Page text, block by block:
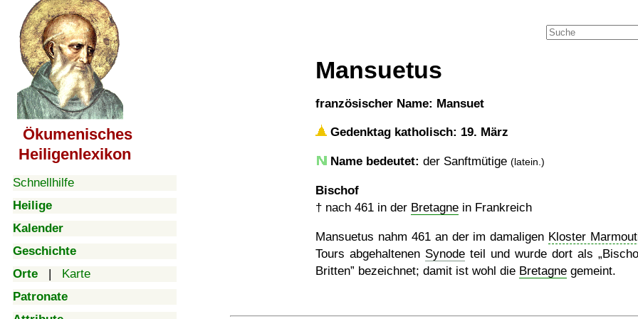
Ökumenisches
Heiligenlexikon
Schnellhilfe
Heilige
Kalender
Geschichte
Orte | Karte
Patronate
Mansuetus
französischer Name: Mansuet
Gedenktag katholisch: 19. März
Name bedeutet: der Sanftmütige (latein.)
Bischof
† nach 461 in der Bretagne in Frankreich
Mansuetus nahm 461 an der im damaligen Kloster
Tours abgehaltenen Synode teil und wurde dort als
Britten
bezeichnet; damit ist wohl die Bretagne gemeint.